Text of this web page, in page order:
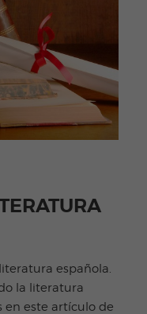
española.
la literatura
en este artículo de